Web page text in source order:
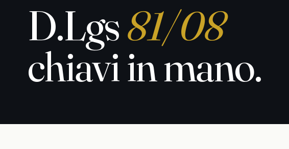
D.Lgs81/08
chiavi in mano.